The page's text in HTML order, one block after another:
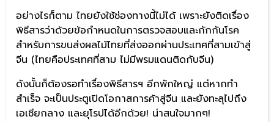
อย่างไรก็ตาม ไทยยังใช้ช่องทางนี้ไม่ได้ เพราะยังติดเรื่อง
พิธีสารว่าด้วยข้อกำหนดในการตรวจสอบและกักกันโรค
สำหรับการขนส่งผลไม้ไทยที่ส่งออกผ่านประเทศที่สามเข้าสู่
จีน (ไทยคือประเทศที่สาม ไม่มีพรมแดนติดกับจีน)
ดังนั้นก็ต้องรอทำเรื่องพิธีสารฯ อีกพักใหญ่ แต่หากทำ
สำเร็จ จะเป็นประตูเปิดโอกาสการค้าสู่จีน และยังทะลุไปถึง
เอเชียกลาง และยุโรปได้อีกด้วย! น่าสนใจมากๆ!